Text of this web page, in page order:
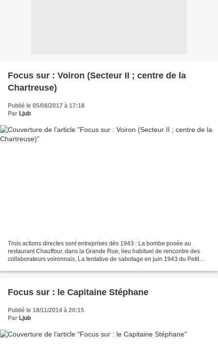
Focus sur : Voiron (Secteur II ; centre de la
Chartreuse)
Publié le 05/08/2017 à 17:18
Par Ljub
Trois actions directes sont entreprises dès 1943 : La bombe posée au
restaurant Chauffour, dans la Grande Rue, lieu habituel de rencontre des
collaborateurs voironnais, La tentative de sabotage en juin 1943 du Petit
Focus sur : le Capitaine Stéphane
Publié le 18/11/2014 à 20:15
Par Ljub